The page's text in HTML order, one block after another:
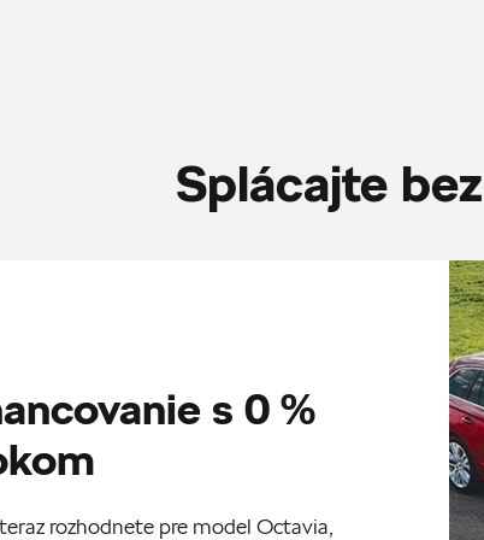
Splácajte
s 0 %
rozhodnete pre model Octavia,